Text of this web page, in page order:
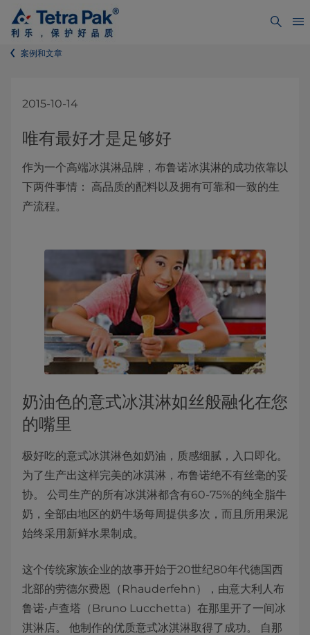
案例和文章
2015-10-14
唯有最好才是足够好
作为一个高端冰淇淋品牌，布鲁诺冰淇淋的成功依靠以
下两件事情： 高品质的配料以及拥有可靠和一致的生
产流程。
奶油色的意式冰淇淋如丝般融化在您
的嘴里
极好吃的意式冰淇淋色如奶油，质感细腻，入口即化。
为了生产出这样完美的冰淇淋，布鲁诺绝不有丝毫的妥
协。 公司生产的所有冰淇淋都含有60-75%的纯全脂牛
奶，全部由地区的奶牛场每周提供多次，而且所用果泥
始终采用新鲜水果制成。
这个传统家族企业的故事开始于20世纪80年代德国西
北部的劳德尔费恩（Rhauderfehn），由意大利人布
鲁诺•卢查塔（Bruno Lucchetta）在那里开了一间冰
淇淋店。 他制作的优质意式冰淇淋取得了成功。 自那